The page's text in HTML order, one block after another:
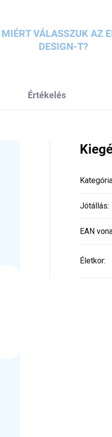
MIÉRT VÁLASSZUK AZ
DESIGN-T?
Értékelés
Jótállás:
EAN
Életkor: